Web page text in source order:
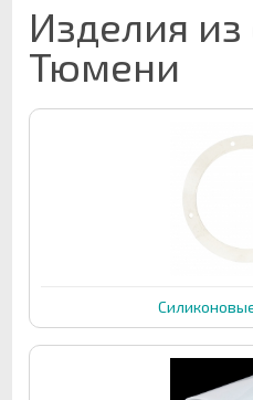
Изделия
Тюмени